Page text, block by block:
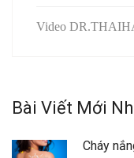
Video
Bài Viết Mới
Cháy